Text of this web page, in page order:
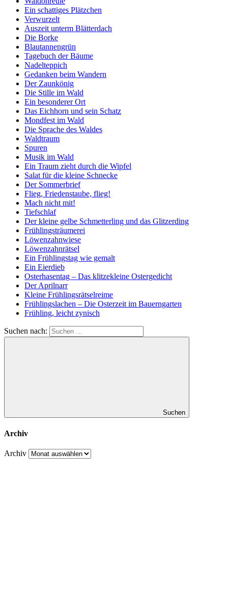
Ein schattiges Plätzchen
Verwurzelt
Auszeit unterm Blätterdach
Die Borke
Blautannengrün
Tagebuch der Bäume
Nadelteppich
Gedanken beim Wandern
Der Zaunkönig
Die Stille im Wald
Ein besonderer Ort
Das Eichhorn und sein Schatz
Mondfest im Wald
Die Sprache des Waldes
Waldtraum
Spuren
Musik im Wald
Ein Traum zieht durch die Wipfel
Salat für die kleine Schnecke
Der Sommerbrief
Flieg, Friedenstaube, flieg!
Mach nicht mit!
Tiefschlaf
Der kleine gelbe Schmetterling und das Glitzerding
Frühlingsträumerei
Löwenzahnwiese
Löwenzahnrätsel
Ein Frühlingstag wie gemalt
Ein Eierdieb
Osterhasentag – Das klitzekleine Ostergedicht
Der Aprilnarr
Kleine Frühlingsrätselreime
Frühlingslachen – Die Osterzeit im Bauerngarten
Frühling, leicht zynisch
Suchen nach:
Suchen
Archiv
Archiv